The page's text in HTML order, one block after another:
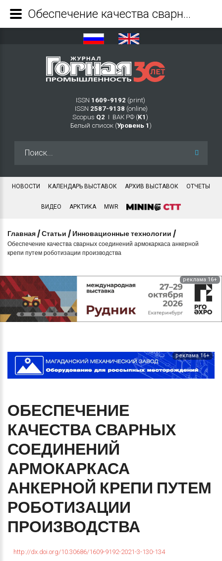
ISSN 1609-9192 (print)
ISSN 2587-9138 (online)
Scopus Q2 Ι ВАК РФ (K1 )
Белый список (Уровень 1 )
НОВОСТИ КАЛЕНДАРЬ ВЫСТАВОК АРХИВ ВЫСТАВОК ОТЧЕТЫ
ВИДЕО АРКТИКА MWR
Главная /Статьи / Инновационные технологии /
Обеспечение качества сварных соединений армокаркаса анкерной
крепи путем роботизации производства
реклама 16+
реклама 16+
ОБЕСПЕЧЕНИЕ
КАЧЕСТВА СВАРНЫХ
СОЕДИНЕНИЙ
АРМОКАРКАСА
АНКЕРНОЙ КРЕПИ ПУТЕМ
РОБОТИЗАЦИИ
ПРОИЗВОДСТВА
http://dx.doi.org/10.30686/1609-9192-2021-3-130-134
Обеспечение качества сварных соединений армокаркаса анкерной крепи путем роботизации производства - Журнал Горная промышленность